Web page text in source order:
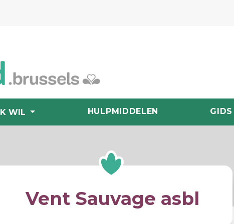
IK WIL HULPMIDDELEN GIDS
Vent Sauvage asbl